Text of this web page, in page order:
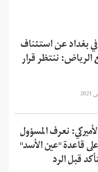
بغداد عن استئناف
الرياض: ننتظر قرار
نعرف المسؤول
قاعدة "عين الأسد"
قبل الرد